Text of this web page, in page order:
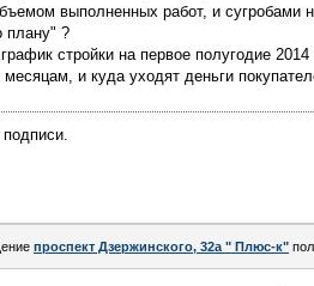
выполненных работ, и сугробами
плану" ?
стройки на первое полугодие
и куда уходят деньги
проспект Дзержинского, 32а " Плюс-к"